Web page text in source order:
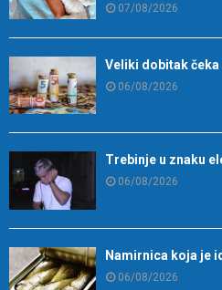
07/08/2026
Veliki dobitak čeka
06/08/2026
Trebinje u znaku
06/08/2026
Namirnica koja je
06/08/2026